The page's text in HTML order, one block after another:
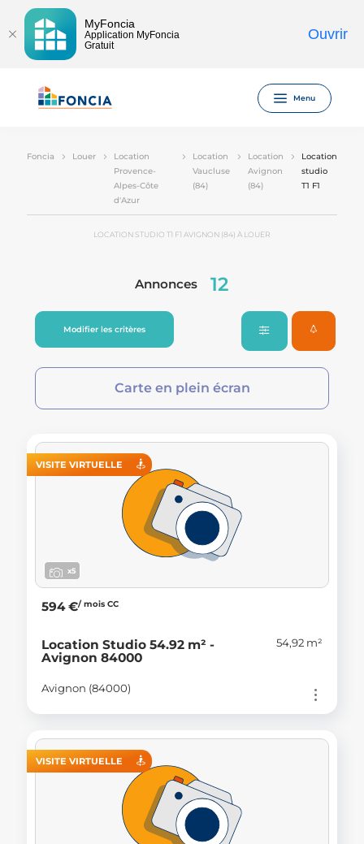
MyFoncia
Application MyFoncia
Gratuit
Ouvrir
Menu
Foncia Louer
Location
Provence-
Alpes-Côte
d'Azur
Location
Vaucluse
(84)
Location
Avignon
(84)
Location
studio
T1 F1
LOCATION STUDIO T1 F1 AVIGNON (84) À LOUER
Annonces 12
Modifier les critères
Carte en plein écran
VISITE VIRTUELLE
x5
594 €/ mois CC
Location Studio 54.92 m² -
Avignon 84000
54,92 m²
Avignon (84000)
VISITE VIRTUELLE